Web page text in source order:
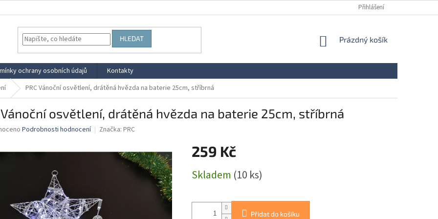
Přihlášení
HLEDAT
NÁKUPNÍ
Prázdný košík
ochrany osobních údajů
Kontakty
PRC Vánoční osvětlení, drátěná hvězda na baterie 25cm, stříbrná
Vánoční osvětlení, drátěná hvězda na baterie 25cm, stříbrná
Podrobnosti hodnocení Značka: PRC
259 Kč
cena:
Skladem (10 ks)
Přidat do košíku